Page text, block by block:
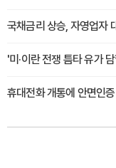
국채금리 상승, 자영업자
'미·이란 전쟁 틈타 유가
휴대전화 개통에 안면인